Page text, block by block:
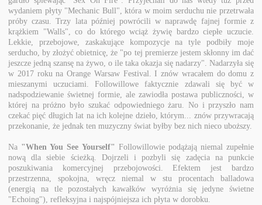
wydaniem płyty "Mechanic Bull", która w moim serduchu nie przetrwała
próby czasu. Trzy lata później powrócili w naprawdę fajnej formie z
krążkiem "Walls", co do którego wciąż żywię bardzo ciepłe uczucie.
Lekkie, przebojowe, zaskakujące kompozycje na tyle podbiły moje
serducho, by złożyć obietnicę, że "po tej premierze jestem skłonny im dać
jeszcze jedną szansę na żywo, o ile taka okazja się nadarzy". Nadarzyła się
w 2017 roku na Orange Warsaw Festival. I znów wracałem do domu z
mieszanymi uczuciami. Followillowe faktycznie zdawali się być w
nadspodziewanie świetnej formie, ale zawiodła postawa publiczności, w
której na próżno było szukać odpowiedniego żaru. No i przyszło nam
czekać pięć długich lat na ich kolejne dzieło, którym... znów przywracają
przekonanie, że jednak ten muzyczny świat byłby bez nich nieco uboższy.
Na "When You See Yourself" Followillowie podążają niemal zupełnie
nową dla siebie ścieżką. Dojrzeli i pozbyli się zadęcia na punkcie
poszukiwania komercyjnej przebojowości. Efektem jest bardzo
przestrzenna, spokojna, wręcz niemal w stu procentach balladowa
(energią na tle pozostałych kawałków wyróżnia się jedyne świetne
"Echoing"), refleksyjna i najspójniejsza ich płyta w dorobku.